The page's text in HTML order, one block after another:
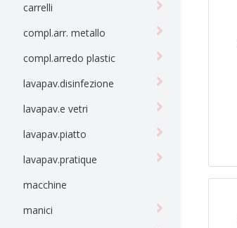
carrelli
compl.arr. metallo
compl.arredo plastic
lavapav.disinfezione
lavapav.e vetri
lavapav.piatto
lavapav.pratique
macchine
manici